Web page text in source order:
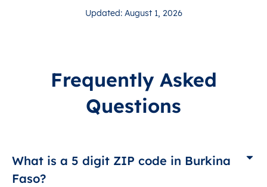
Updated: August 1, 2026
Frequently Asked
Questions
What is a 5 digit ZIP code in Burkina
Faso?